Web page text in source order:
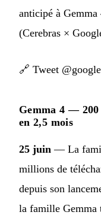
anticipé à
(Cerebras ×
🔗 Tweet
Gemma 4 —
en 2,5 mois
25 juin — La
millions de
depuis son
la famille Gemma